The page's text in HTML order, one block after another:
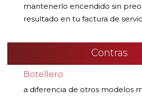
mantenerlo encendido sin
resultado en tu factura de
Contras
Botellero:
a diferencia de otros modelos